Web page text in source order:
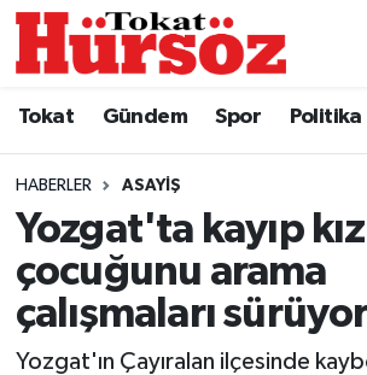
Tokat Gündem Spor Politika
HABERLER ASAYIŞ
Yozgat'ta kayıp kız
çocuğunu arama
çalışmaları
Yozgat'ın Çayıralan ilçesinde
Türkiye Gündemi
Gündem
Asayiş
Spor
Hava Durumu
Tokat Namaz Vakitleri
Trafik Durumu
Süper Lig Puan Durumu ve